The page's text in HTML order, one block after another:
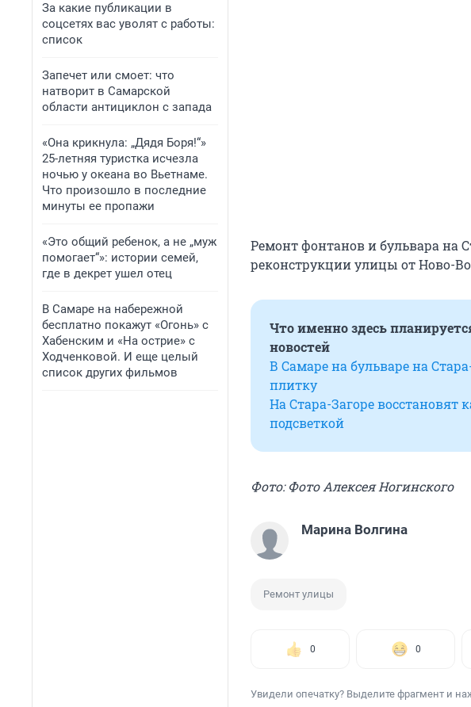
За какие публикации в
соцсетях вас уволят с работы:
список
Запечет или смоет: что
натворит в Самарской
области антициклон с запада
«Она крикнула: „Дядя Боря!“»
25-летняя туристка исчезла
ночью у океана во Вьетнаме.
Что произошло в последние
минуты ее пропажи
«Это общий ребенок, а не „муж
помогает“»: истории семей,
где в декрет ушел отец
В Самаре на набережной
бесплатно покажут «Огонь» с
Хабенским и «На острие» с
Ходченковой. И еще целый
список других фильмов
Ремонт фонтанов и бульвара на
реконструкции улицы от Ново-
Что именно здесь
новостей
В Самаре на бульваре на
плитку
На Стара-Загоре
подсветкой
Фото: Фото Алексея Ногинского
Марина Волгина
Ремонт улицы
0 0
Увидели опечатку? Выделите фрагмент и